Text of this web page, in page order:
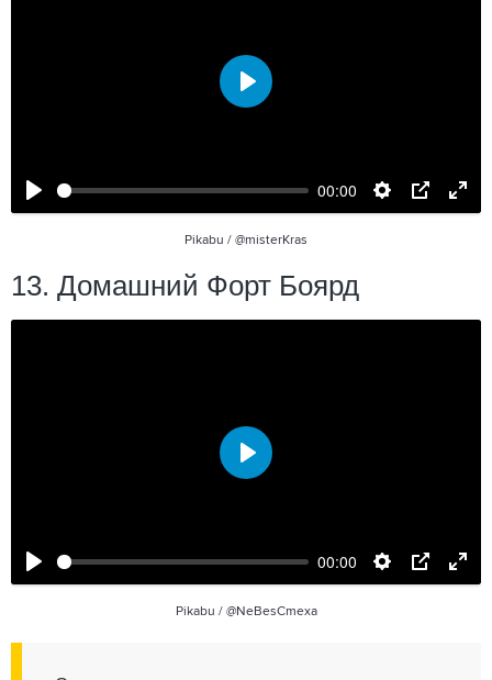
00:00
Воспроизвести
Pikabu / @misterKras
13. Домашний Форт Боярд
00:00
Воспроизвести
Pikabu / @NeBesCmexa